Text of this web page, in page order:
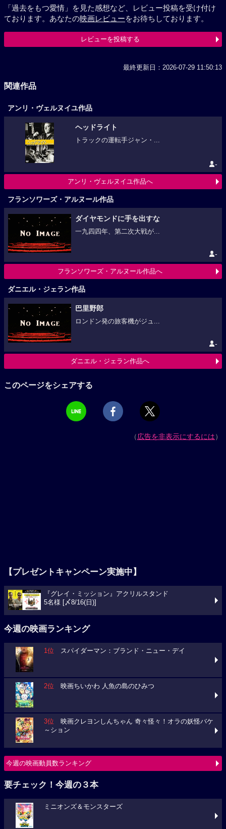
「過去をもつ愛情」を見た感想など、レビュー投稿を受け付け
ております。あなたの映画レビューをお待ちしております。
レビューを投稿する
最終更新日：2026-07-29 11:50:13
関連作品
アンリ・ヴェルヌイユ作品
ヘッドライト
トラックの運転手ジャン・...
-
アンリ・ヴェルヌイユ作品へ
フランソワーズ・アルヌール作品
ダイヤモンドに手を出すな
一九四四年、第二次大戦が...
-
フランソワーズ・アルヌール作品へ
ダニエル・ジェラン作品
巴里野郎
ロンドン発の旅客機がジュ...
-
ダニエル・ジェラン作品へ
このページをシェアする
（広告を非表示にするには）
【プレゼントキャンペーン実施中】
『グレイ・ミッション』アクリルスタンド
5名様 [〆8/16(日)]
今週の映画ランキング
1位 スパイダーマン：ブランド・ニュー・デイ
2位 映画ちいかわ 人魚の島のひみつ
3位 映画クレヨンしんちゃん 奇々怪々！オラの妖怪バケ
～ション
今週の映画動員数ランキング
要チェック！今週の３本
ミニオンズ＆モンスターズ